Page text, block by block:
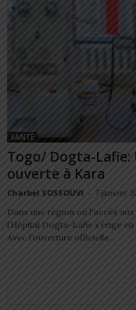
SANTÉ
Togo/ Dogta-
ouverte à Kara
Charbel SOSSOUVI - 7 janvier
Dans une région où l'accès aux
l’Hôpital Dogta-Lafie s’érige
Avec l’ouverture officielle...